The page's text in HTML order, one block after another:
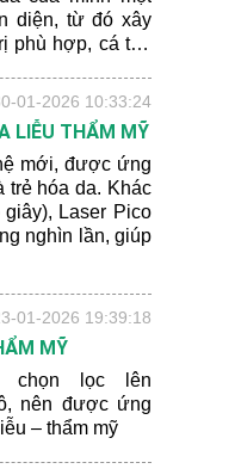
diện, từ đó xây
phù hợp, cá thể
01-2026 10:33:24
LIỄU THẨM MỸ
mới, được ứng
trẻ hóa da. Khác
Laser Pico
nghìn lần, giúp
01-2026 19:39:18
MỸ
chọn lọc lên
nên được ứng
– thẩm mỹ